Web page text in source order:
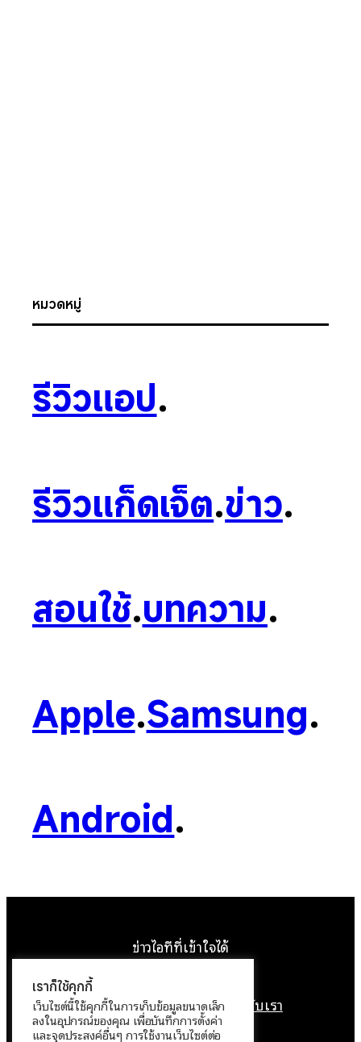
หมวดหมู่
รีวิวแอป.
รีวิวแก็ดเจ็ต.ข่าว.
สอนใช้.บทความ.
Apple.Samsung.
Android.
ข่าวไอทีที่เข้าใจได้
หน้าแรกติดต่อเราลิขสิทธิ์เกี่ยวกับเรา
นโยบายข้อมูลส่วนบุคคล
เราก็ใช้คุกกี้
เว็บไซต์นี้ใช้คุกกี้ในการเก็บข้อมูลขนาดเล็ก
ลงในอุปกรณ์ของคุณ เพื่อบันทึกการตั้งค่า
และจุดประสงค์อื่นๆ การใช้งานเว็บไซต์ต่อ